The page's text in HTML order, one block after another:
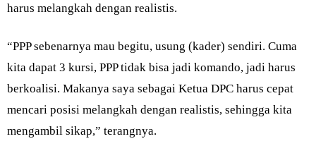
harus melangkah dengan realistis.
“PPP sebenarnya mau begitu, usung (kader) sendiri. Cuma
kita dapat 3 kursi, PPP tidak bisa jadi komando, jadi harus
berkoalisi. Makanya saya sebagai Ketua DPC harus cepat
mencari posisi melangkah dengan realistis, sehingga kita
mengambil sikap,” terangnya.